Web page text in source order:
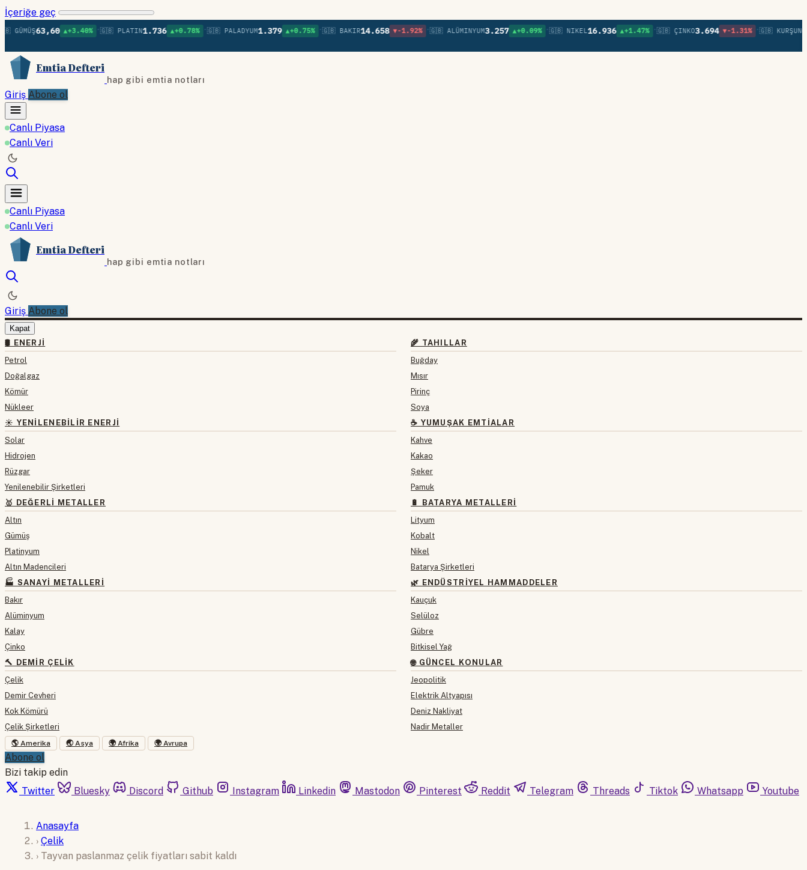
İçeriğe geç
63,60 ▲+3.40% •🇬🇧 PLATIN1.736 ▲+0.78% •🇬🇧 PALADYUM1.379 ▲+0.75% •🇬🇧 BAKIR14.658 ▼-1.92% •🇬🇧 ALÜMINYUM3.257 ▲+0.09% •🇬🇧 NIKEL16.936 ▲+1.47% •🇬🇧 ÇINKO3.694 ▼-1.31% •🇬🇧 KURŞUN0,85
Emtia Defteri
hap gibi emtia notları
Giriş Abone ol
Canlı Piyasa
Canlı Veri
Canlı Piyasa
Canlı Veri
Emtia Defteri
hap gibi emtia notları
Giriş Abone ol
Kapat
🛢 ENERJI
Petrol
Doğalgaz
Kömür
Nükleer
☀️ YENILENEBILIR ENERJI
Solar
Hidrojen
Rüzgar
Yenilenebilir Şirketleri
🥇 DEĞERLI METALLER
Altın
Gümüş
Platinyum
Altın Madencileri
🏭 SANAYI METALLERI
Bakır
Alüminyum
Kalay
Çinko
🔨 DEMIR ÇELIK
Çelik
Demir Cevheri
Kok Kömürü
Çelik Şirketleri
🌾 TAHILLAR
Buğday
Mısır
Pirinç
Soya
☕ YUMUŞAK EMTIALAR
Kahve
Kakao
Şeker
Pamuk
🔋 BATARYA METALLERI
Lityum
Kobalt
Nikel
Batarya Şirketleri
🌿 ENDÜSTRIYEL HAMMADDELER
Kauçuk
Selüloz
Gübre
Bitkisel Yağ
🌐 GÜNCEL KONULAR
Jeopolitik
Elektrik Altyapısı
Deniz Nakliyat
Nadir Metaller
🌎 Amerika 🌏 Asya 🌍 Afrika 🌍 Avrupa
Abone ol
Bizi takip edin
Twitter
Bluesky Discord Github Instagram Linkedin Mastodon Pinterest Reddit Telegram Threads Tiktok Whatsapp Youtube
Anasayfa
› Çelik
› Tayvan paslanmaz çelik fiyatları sabit kaldı